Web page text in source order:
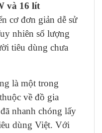
và 16 lít
cơ đơn giản dễ sử
nhiên số lượng
tiêu dùng chưa
là một trong
về đồ gia
nhanh chóng lấy
dùng Việt. Với